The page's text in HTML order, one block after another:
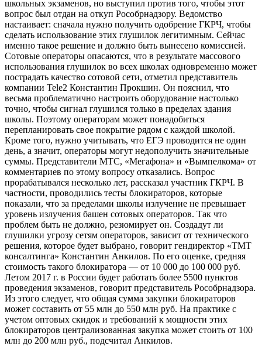
школьных экзаменов, но выступил против того, чтобы этот
вопрос был отдан на откуп Рособрнадзору. Ведомство
настаивает: сначала нужно получить одобрение ГКРЧ, чтобы
сделать использование этих глушилок легитимным. Сейчас
именно такое решение и должно быть вынесено комиссией.
Сотовые операторы опасаются, что в результате массового
использования глушилок во всех школах одновременно может
пострадать качество сотовой сети, отметил представитель
компании Tele2 Константин Прокшин. Он пояснил, что
весьма проблематично настроить оборудование настолько
точно, чтобы сигнал глушился только в пределах здания
школы. Поэтому операторам может понадобиться
перепланировать свое покрытие рядом с каждой школой.
Кроме того, нужно учитывать, что ЕГЭ проводится не один
день, а значит, операторы могут недополучить значительные
суммы. Представители МТС, «Мегафона» и «Вымпелкома» от
комментариев по этому вопросу отказались. Вопрос
прорабатывался несколько лет, рассказал участник ГКРЧ. В
частности, проводились тесты блокираторов, которые
показали, что за пределами школы излучение не превышает
уровень излучения башен сотовых операторов. Так что
проблем быть не должно, резюмирует он. Создадут ли
глушилки угрозу сетям операторов, зависит от технического
решения, которое будет выбрано, говорит гендиректор «ТМТ
консалтинга» Константин Анкилов. По его оценке, средняя
стоимость такого блокиратора — от 10 000 до 100 000 руб.
Летом 2017 г. в России будет работать более 5500 пунктов
проведения экзаменов, говорит представитель Рособрнадзора.
Из этого следует, что общая сумма закупки блокираторов
может составить от 55 млн до 550 млн руб. На практике с
учетом оптовых скидок и требований к мощности этих
блокираторов централизованная закупка может стоить от 100
млн до 200 млн руб., подсчитал Анкилов.